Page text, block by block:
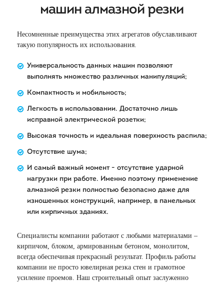
машин алмазной резки
Несомненные преимущества этих агрегатов обуславливают
такую популярность их использования.
Универсальность данных машин позволяют
выполнять множество различных манипуляций;
Компактность и мобильность;
Легкость в использовании. Достаточно лишь
исправной электрической розетки;
Высокая точность и идеальная поверхность распила;
Отсутствие шума;
И самый важный момент - отсутствие ударной
нагрузки при работе. Именно поэтому применение
алмазной резки полностью безопасно даже для
изношенных конструкций, например, в панельных
или кирпичных зданиях.
Специалисты компании работают с любыми материалами –
кирпичом, блоком, армированным бетоном, монолитом,
всегда обеспечивая прекрасный результат. Профиль работы
компании не просто ювелирная резка стен и грамотное
усиление проемов. Наш строительный опыт заслуженно